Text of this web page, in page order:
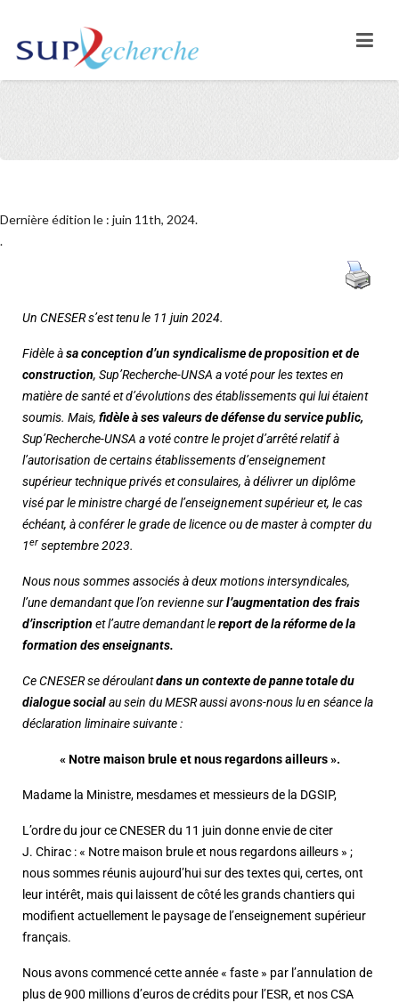
Dernière édition le : juin 11th, 2024.
.
Un CNESER s’est tenu le 11 juin 2024.
Fidèle àsa conception d’un syndicalisme de proposition et de
construction, Sup’Recherche-UNSA a voté pour les textes en
matière de santé et d’évolutions des établissements qui lui étaient
soumis. Mais, fidèle à ses valeurs de défense du service public,
Sup’Recherche-UNSA a voté contre le projet d’arrêté relatif à
l’autorisation de certains établissements d’enseignement
supérieur technique privés et consulaires, à délivrer un diplôme
visé par le ministre chargé de l’enseignement supérieur et, le cas
échéant, à conférer le grade de licence ou de master à compter du
1er septembre 2023.
Nous nous sommes associés à deux motions intersyndicales,
l’une demandant que l’on revienne surl’augmentation des frais
d’inscription et l’autre demandant lereport de la réforme de la
formation des enseignants.
Ce CNESER se déroulantdans un contexte de panne totale du
dialogue socialau sein du MESR aussi avons-nous lu en séance la
déclaration liminaire suivante :
« Notre maison brule et nous regardons ailleurs ».
Madame la Ministre, mesdames et messieurs de la DGSIP,
L’ordre du jour ce CNESER du 11 juin donne envie de citer
J. Chirac : « Notre maison brule et nous regardons ailleurs » ;
nous sommes réunis aujourd’hui sur des textes qui, certes, ont
leur intérêt, mais qui laissent de côté les grands chantiers qui
modifient actuellement le paysage de l’enseignement supérieur
français.
Nous avons commencé cette année « faste » par l’annulation de
plus de 900 millions d’euros de crédits pour l’ESR, et nos CSA